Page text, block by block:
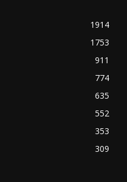
1914
1753
911
774
635
552
353
309